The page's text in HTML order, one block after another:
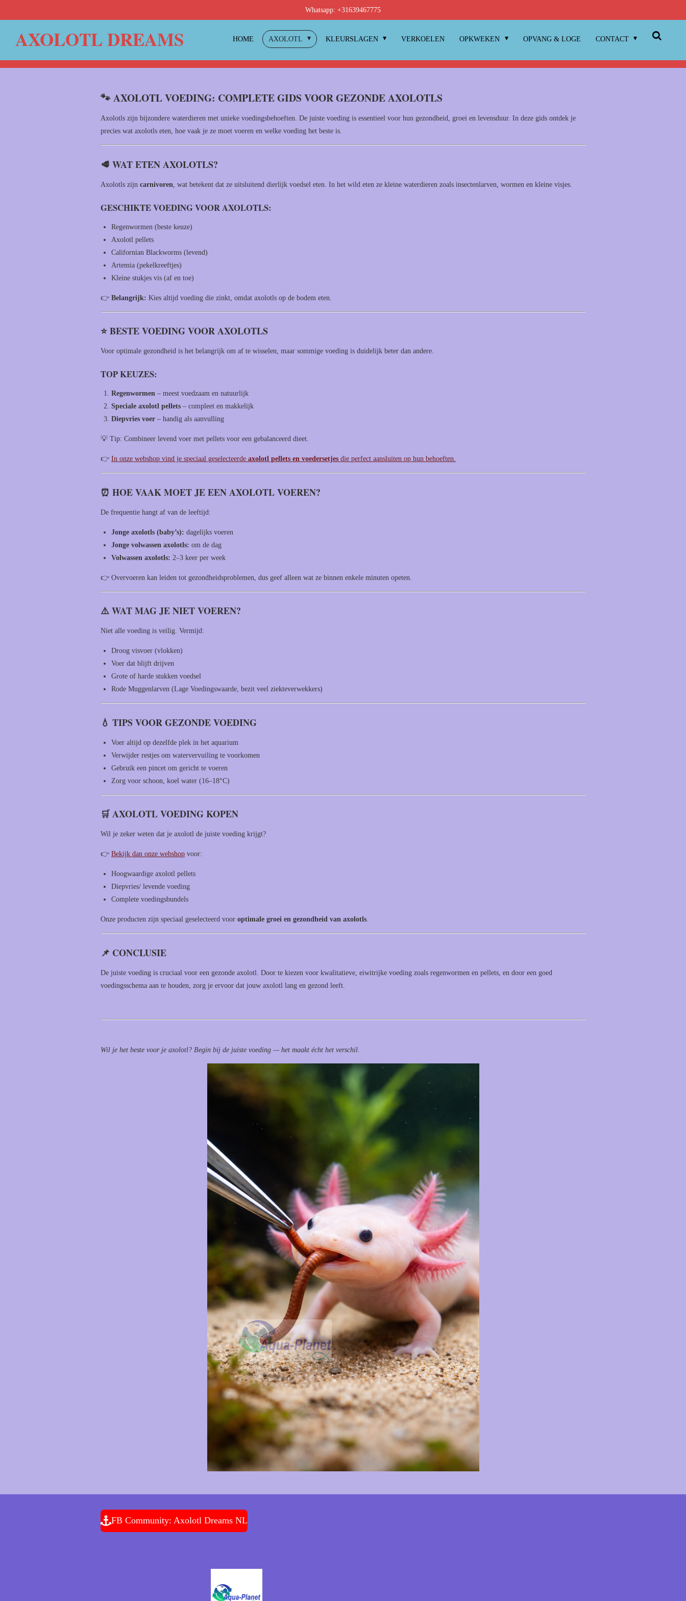
naar
hoofdinhoud
Whatsapp: +31639467775
AXOLOTL DREAMS HOME AXOLOTL KLEURSLAGEN VERKOELEN OPKWEKEN OPVANG & LOGE CONTACT
🐾 AXOLOTL VOEDING: COMPLETE GIDS VOOR GEZONDE AXOLOTLS
Axolotls zijn bijzondere waterdieren met unieke voedingsbehoeften. De juiste voeding is essentieel voor hun gezondheid, groei en levensduur. In deze gids ontdek je
precies wat axolotls eten, hoe vaak je ze moet voeren en welke voeding het beste is.
🥩 WAT ETEN AXOLOTLS?
Axolotls zijn carnivoren , wat betekent dat ze uitsluitend dierlijk voedsel eten. In het wild eten ze kleine waterdieren zoals insectenlarven, wormen en kleine visjes.
GESCHIKTE VOEDING VOOR AXOLOTLS:
Regenwormen (beste keuze)
Axolotl pellets
Californian Blackworms (levend)
Artemia (pekelkreeftjes)
Kleine stukjes vis (af en toe)
👉 Belangrijk: Kies altijd voeding die zinkt, omdat axolotls op de bodem eten.
⭐ BESTE VOEDING VOOR AXOLOTLS
Voor optimale gezondheid is het belangrijk om af te wisselen, maar sommige voeding is duidelijk beter dan andere.
TOP KEUZES:
Regenwormen – meest voedzaam en natuurlijk
Speciale axolotl pellets – compleet en makkelijk
Diepvries voer – handig als aanvulling
💡 Tip: Combineer levend voer met pellets voor een gebalanceerd dieet.
👉 In onze webshop vind je speciaal geselecteerde axolotl pellets en voedersetjes die perfect aansluiten op hun behoeften.
⏰ HOE VAAK MOET JE EEN AXOLOTL VOEREN?
De frequentie hangt af van de leeftijd:
Jonge axolotls (baby’s): dagelijks voeren
Jonge volwassen axolotls: om de dag
Volwassen axolotls: 2–3 keer per week
👉 Overvoeren kan leiden tot gezondheidsproblemen, dus geef alleen wat ze binnen enkele minuten opeten.
⚠️ WAT MAG JE NIET VOEREN?
Niet alle voeding is veilig. Vermijd:
Droog visvoer (vlokken)
Voer dat blijft drijven
Grote of harde stukken voedsel
Rode Muggenlarven (Lage Voedingswaarde, bezit veel ziekteverwekkers)
💧 TIPS VOOR GEZONDE VOEDING
Voer altijd op dezelfde plek in het aquarium
Verwijder restjes om watervervuiling te voorkomen
Gebruik een pincet om gericht te voeren
Zorg voor schoon, koel water (16–18°C)
🛒 AXOLOTL VOEDING KOPEN
Wil je zeker weten dat je axolotl de juiste voeding krijgt?
👉 Bekijk dan onze webshop voor:
Hoogwaardige axolotl pellets
Diepvries/ levende voeding
Complete voedingsbundels
Onze producten zijn speciaal geselecteerd voor optimale groei en gezondheid van axolotls.
📌 CONCLUSIE
De juiste voeding is cruciaal voor een gezonde axolotl. Door te kiezen voor kwalitatieve, eiwitrijke voeding zoals regenwormen en pellets, en door een goed
voedingsschema aan te houden, zorg je ervoor dat jouw axolotl lang en gezond leeft.
Wil je het beste voor je axolotl? Begin bij de juiste voeding — het maakt écht het verschil.
FB Community: Axolotl Dreams NL